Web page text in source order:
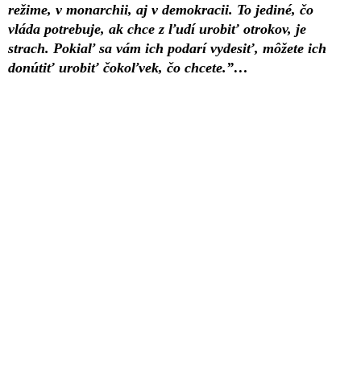
režime, v monarchii, aj v demokracii. To jediné, čo
vláda potrebuje, ak chce z ľudí urobiť otrokov, je
strach. Pokiaľ sa vám ich podarí vydesiť, môžete ich
donútiť urobiť čokoľvek, čo chcete.”…